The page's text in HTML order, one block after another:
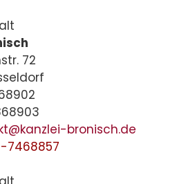
72
bronisch.de
7468857